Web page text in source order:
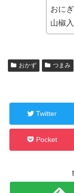
おに
山椒
おかず つまみ
Twitter
Pocket